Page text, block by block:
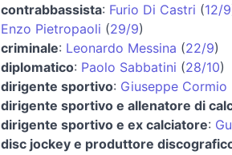
contrabbassista: Furio Di Castri (12/9
Enzo Pietropaoli (29/9)
criminale: Leonardo Messina (22/9)
diplomatico: Paolo Sabbatini (28/10)
dirigente sportivo: Giuseppe Cormio
dirigente sportivo e allenatore di
dirigente sportivo e ex calciatore:
disc jockey e produttore